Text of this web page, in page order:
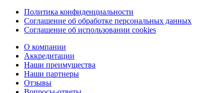
Политика конфиденциальности
Соглашение об обработке персональных данных
Соглашение об использовании cookies
О компании
Аккредитации
Наши преимущества
Наши партнеры
Отзывы